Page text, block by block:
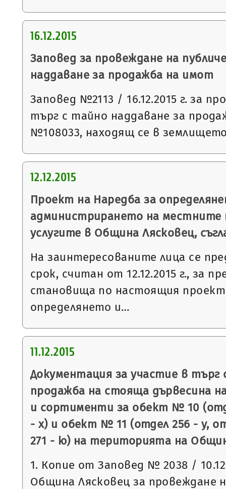
16.12.2015
Заповед за провеждане на
наддаване за продажба на имот
Заповед №2113 / 16.12.2015 г. за
търг с тайно наддаване за
№108033, находящ се в
12.12.2015
Проект на Наредба за
администрирането на местните
услугите в Община Лясковец,
На заинтересованите лица се
срок, считан от 12.12.2015 г., за
становища по настоящия проект
определянето и…
11.12.2015
Документация за участие в търг
продажба на стояща дървесина
и сортименти за обект № 10
- х) и обект № 11 (отдел 256 - у,
271 - ю) на територията на
1. Копие от Заповед № 2038 /
Община Лясковец за провеждане